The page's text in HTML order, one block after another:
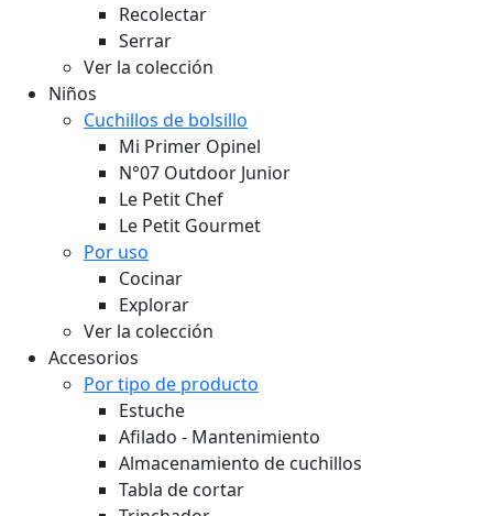
Recolectar
Serrar
Ver la colección
Niños
Cuchillos de bolsillo
Mi Primer Opinel
N°07 Outdoor Junior
Le Petit Chef
Le Petit Gourmet
Por uso
Cocinar
Explorar
Ver la colección
Accesorios
Por tipo de producto
Estuche
Afilado - Mantenimiento
Almacenamiento de cuchillos
Tabla de cortar